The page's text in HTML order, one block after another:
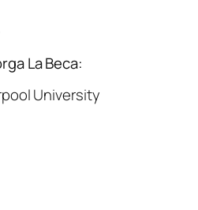
La Beca:
University